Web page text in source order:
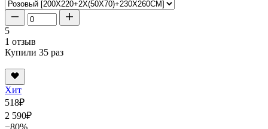
5
1 отзыв
Купили 35 раз
Хит
518₽
2 590₽